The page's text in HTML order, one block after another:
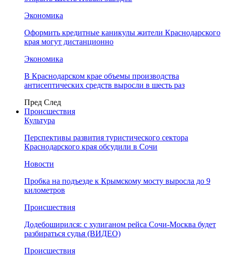
Экономика
Оформить кредитные каникулы жители Краснодарского
края могут дистанционно
Экономика
В Краснодарском крае объемы производства
антисептических средств выросли в шесть раз
Пред След
Происшествия
Культура
Перспективы развития туристического сектора
Краснодарского края обсудили в Сочи
Новости
Пробка на подъезде к Крымскому мосту выросла до 9
километров
Происшествия
Додебоширился: с хулиганом рейса Сочи-Москва будет
разбираться судья (ВИДЕО)
Происшествия